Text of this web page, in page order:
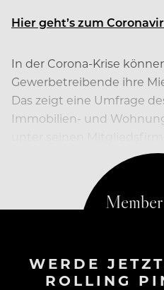
Hier geht’s zum
In der Corona-Krise
Gewerbetreibende ihre
Das zeigt eine Umfrage
Immobilien- und
WERDE
ROLLING